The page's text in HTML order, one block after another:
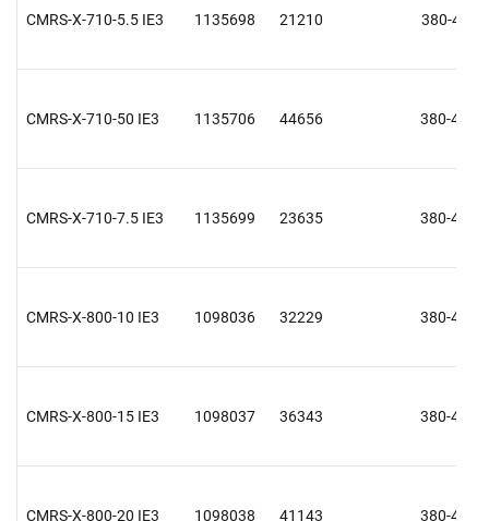
CMRS-X-710-5.5 IE3 1135698 21210 380-415
CMRS-X-710-50 IE3 1135706 44656 380-415
CMRS-X-710-7.5 IE3 1135699 23635 380-415
CMRS-X-800-10 IE3 1098036 32229 380-415
CMRS-X-800-15 IE3 1098037 36343 380-415
CMRS-X-800-20 IE3 1098038 41143 380-415